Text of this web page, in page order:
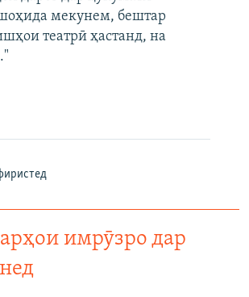
мекунем, бештар
театрӣ ҳастанд, на
имрӯзро дар